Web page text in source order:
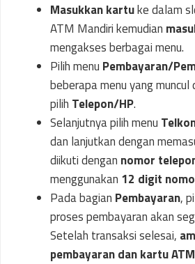
Masukkan kartuke dalam
ATM Mandiri kemudian
mengakses berbagai menu.
Pilih menu Pembayaran/
beberapa menu yang muncul
pilih Telepon/HP.
Selanjutnya pilih menu
dan lanjutkan dengan
diikuti dengan nomor
menggunakan 12 digit
Pada bagian Pembayaran,
proses pembayaran akan
Setelah transaksi selesai,
pembayaran dan kartu ATM